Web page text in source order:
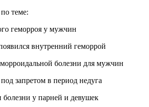
теме:
геморроя у мужчин
внутренний геморрой
болезни для мужчин
запретом в период недуга
у парней и девушек